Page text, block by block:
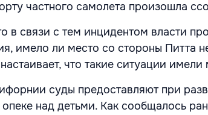
частного самолета произошла
в связи с тем инцидентом власти
имело ли место со стороны Питта
что такие ситуации имели
суды предоставляют при
над детьми. Как сообщалось